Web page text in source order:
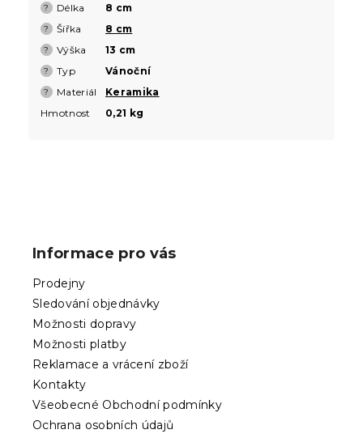
? Délka 8 cm
? Šířka 8 cm
? Výška 13 cm
? Typ Vánoční
? Materiál
Keramika
Hmotnost
0,21 kg
Informace pro vás
Prodejny
Sledování objednávky
Možnosti dopravy
Možnosti platby
Reklamace a vrácení zboží
Kontakty
Všeobecné Obchodní podmínky
Ochrana osobních údajů